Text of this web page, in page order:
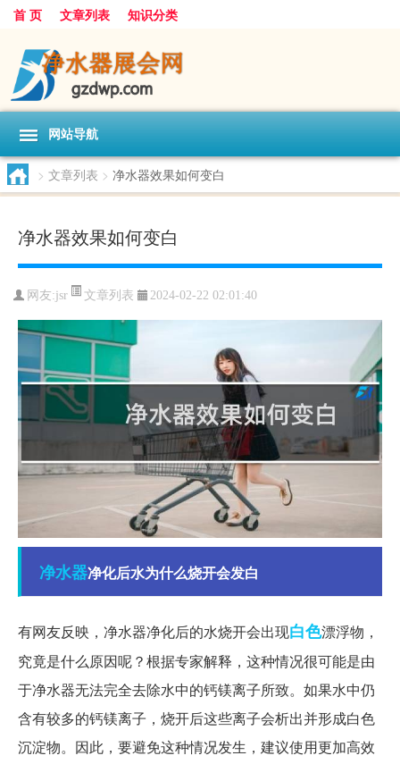
首 页 文章列表 知识分类
网站导航
> 文章列表 > 净水器效果如何变白
净水器效果如何变白
网友:jsr 文章列表 2024-02-22 02:01:40
净水器净化后水为什么烧开会发白
有网友反映，净水器净化后的水烧开会出现白色漂浮物，
究竟是什么原因呢？根据专家解释，这种情况很可能是由
于净水器无法完全去除水中的钙镁离子所致。如果水中仍
含有较多的钙镁离子，烧开后这些离子会析出并形成白色
沉淀物。因此，要避免这种情况发生，建议使用更加高效